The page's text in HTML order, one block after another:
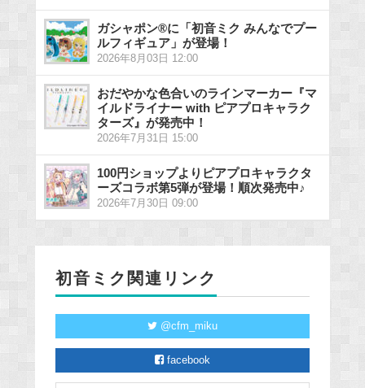
ガシャポン®に「初音ミク みんなでプー
ルフィギュア」が登場！
2026年8月03日 12:00
おだやかな色合いのラインマーカー『マ
イルドライナー with ピアプロキャラク
ターズ』が発売中！
2026年7月31日 15:00
100円ショップよりピアプロキャラクタ
ーズコラボ第5弾が登場！順次発売中♪
2026年7月30日 09:00
初音ミク関連リンク
@cfm_miku
facebook